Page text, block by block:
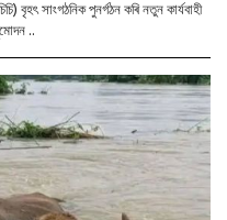
বৃহৎ সাংগঠনিক পুনৰ্গঠন কৰি নতুন কাৰ্যবাহী
..